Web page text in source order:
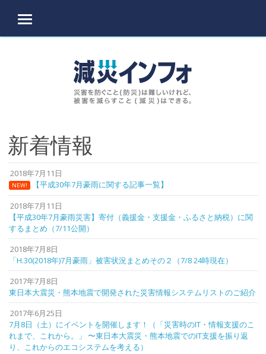
MENU
新着情報
2018年7月11日
NEW! 【平成30年7月豪雨に関する記事一覧】
2018年7月11日
【平成30年7月豪雨災害】寄付（義援金・支援金・ふるさと納税）に関
するまとめ（7/11公開）
2018年7月8日
「H.30(2018年)7月豪雨」被害状況まとめその２（7/8 24時現在）
2017年7月8日
東日本大震災・熊本地震で開発された災害情報システムリストのご紹介
2017年6月25日
7月8日（土）にイベントを開催します！（「災害時のIT・情報支援のこ
れまで、これから。」 〜東日本大震災・熊本地震でのIT支援を振り返
り、これからのエコシステムを考える）